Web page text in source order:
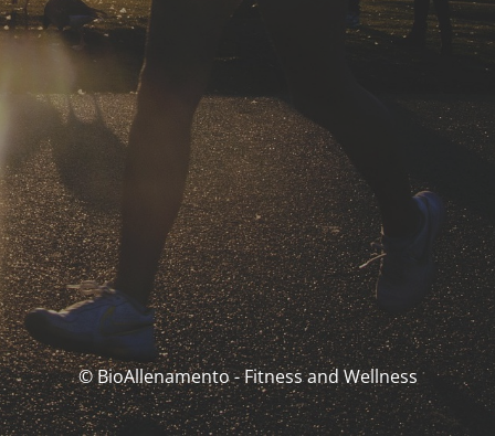
© BioAllenamento - Fitness and Wellness